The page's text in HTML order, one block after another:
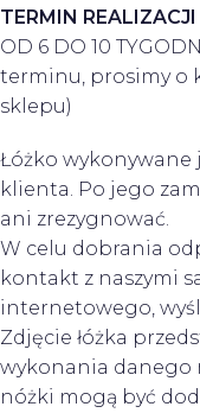
TERMIN REALIZACJI
OD 6 DO 10
terminu, prosimy o
sklepu)
Łóżko
klienta. Po jego
ani zrezygnować.
W celu dobrania
kontakt z naszymi
internetowego,
Zdjęcie łóżka
wykonania danego
nóżki mogą być